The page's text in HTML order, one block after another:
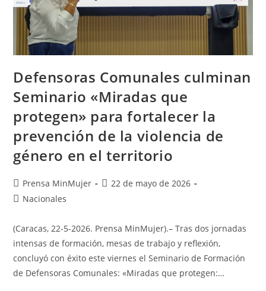
Defensoras Comunales culminan
Seminario «Miradas que
protegen» para fortalecer la
prevención de la violencia de
género en el territorio
Prensa MinMujer
22 de mayo de 2026
Nacionales
(Caracas, 22-5-2026. Prensa MinMujer).– Tras dos jornadas
intensas de formación, mesas de trabajo y reflexión,
concluyó con éxito este viernes el Seminario de Formación
de Defensoras Comunales: «Miradas que protegen:…